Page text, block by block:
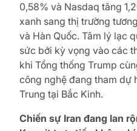
0,58% và Nasdaq tăng
xanh sang thị trường
và Hàn Quốc. Tâm lý lạc
sức bởi kỳ vọng vào các
khi Tổng thống Trump
công nghệ đang tham dự
Trung tại Bắc Kinh.
Chiến sự Iran đang lan